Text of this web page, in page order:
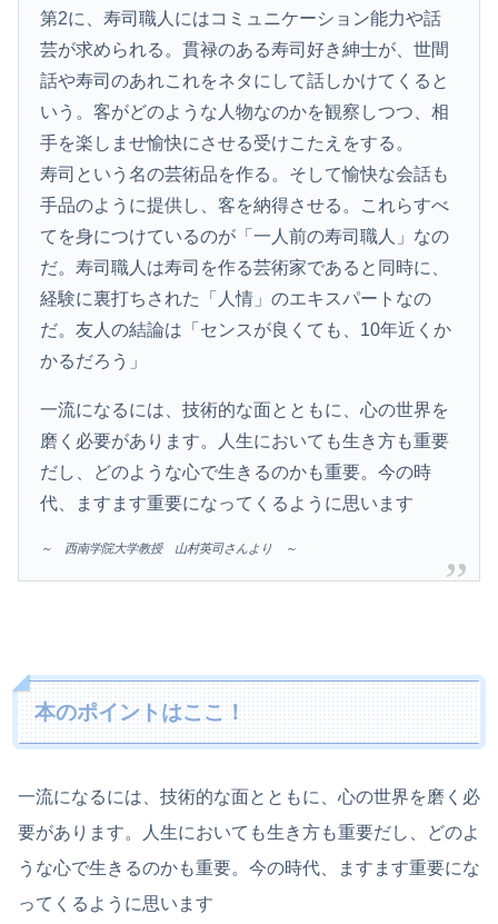
第2に、寿司職人にはコミュニケーション能力や話
芸が求められる。貫禄のある寿司好き紳士が、世間
話や寿司のあれこれをネタにして話しかけてくると
いう。客がどのような人物なのかを観察しつつ、相
手を楽しませ愉快にさせる受けこたえをする。
寿司という名の芸術品を作る。そして愉快な会話も
手品のように提供し、客を納得させる。これらすべ
てを身につけているのが「一人前の寿司職人」なの
だ。寿司職人は寿司を作る芸術家であると同時に、
経験に裏打ちされた「人情」のエキスパートなの
だ。友人の結論は「センスが良くても、10年近くか
かるだろう」
一流になるには、技術的な面とともに、心の世界を
磨く必要があります。人生においても生き方も重要
だし、どのような心で生きるのかも重要。今の時
代、ますます重要になってくるように思います
～ 西南学院大学教授 山村英司さんより ～
本のポイントはここ！
一流になるには、技術的な面とともに、心の世界を磨く必
要があります。人生においても生き方も重要だし、どのよ
うな心で生きるのかも重要。今の時代、ますます重要にな
ってくるように思います